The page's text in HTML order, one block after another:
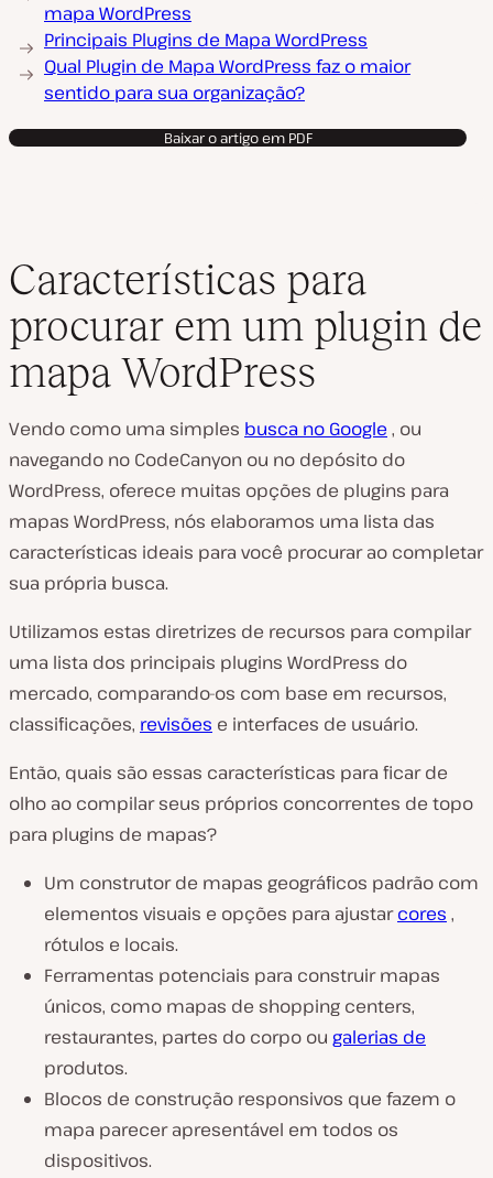
mapa WordPress
Principais Plugins de Mapa WordPress
Qual Plugin de Mapa WordPress faz o maior
sentido para sua organização?
Baixar o artigo em PDF
Características para
procurar em um plugin de
mapa WordPress
Vendo como uma simples busca no Google , ou
navegando no CodeCanyon ou no depósito do
WordPress, oferece muitas opções de plugins para
mapas WordPress, nós elaboramos uma lista das
características ideais para você procurar ao completar
sua própria busca.
Utilizamos estas diretrizes de recursos para compilar
uma lista dos principais plugins WordPress do
mercado, comparando-os com base em recursos,
classificações, revisões e interfaces de usuário.
Então, quais são essas características para ficar de
olho ao compilar seus próprios concorrentes de topo
para plugins de mapas?
Um construtor de mapas geográficos padrão com
elementos visuais e opções para ajustarcores ,
rótulos e locais.
Ferramentas potenciais para construir mapas
únicos, como mapas de shopping centers,
restaurantes, partes do corpo ou galerias de
produtos.
Blocos de construção responsivos que fazem o
mapa parecer apresentável em todos os
dispositivos.